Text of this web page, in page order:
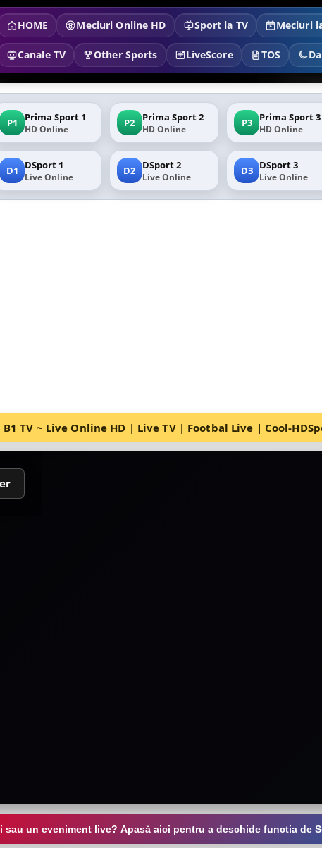
HOME Meciuri Online HD Sport la TV Meciuri
Canale TV Other Sports LiveScore TOS
P1 Prima Sport 1
HD Online P2 Prima Sport 2
HD Online P3 Prima Sport 3
HD Online
D1 DSport 1
Live Online D2 DSport 2
Live Online D3 DSport 3
Live Online
TV ~ Live Online HD | Live TV | Footbal Live | Cool-
sau un eveniment live? Apasă aici pentru a deschide functia de